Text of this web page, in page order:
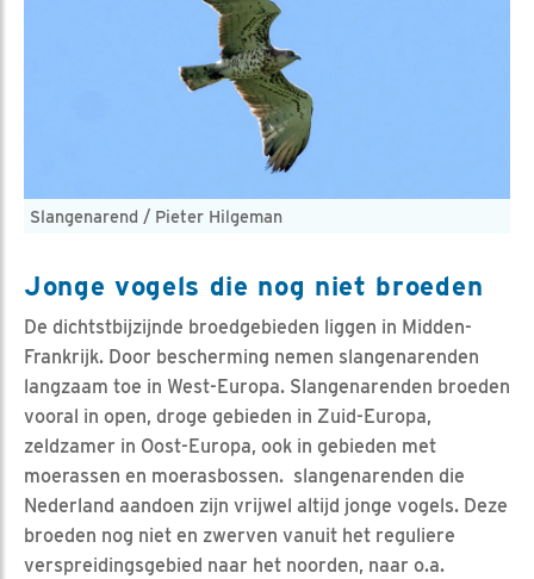
Slangenarend / Pieter Hilgeman
Jonge vogels die nog niet broeden
De dichtstbijzijnde broedgebieden liggen in Midden-
Frankrijk. Door bescherming nemen slangenarenden
langzaam toe in West-Europa. Slangenarenden broeden
vooral in open, droge gebieden in Zuid-Europa,
zeldzamer in Oost-Europa, ook in gebieden met
moerassen en moerasbossen. slangenarenden die
Nederland aandoen zijn vrijwel altijd jonge vogels. Deze
broeden nog niet en zwerven vanuit het reguliere
verspreidingsgebied naar het noorden, naar o.a.